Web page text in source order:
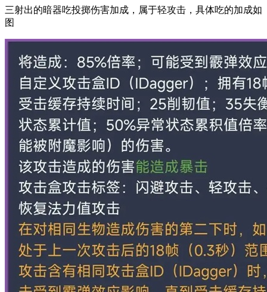
三射出的暗器吃投掷伤害加成，属于轻攻击，具体吃的加成如
图